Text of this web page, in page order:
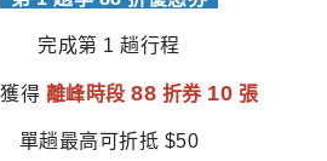
完成第 1 趟行程
得 離峰時段 88 折券 10 張
單趟最高可折抵 $50